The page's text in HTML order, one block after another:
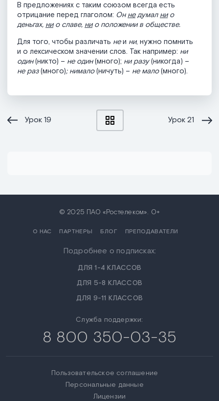
В предложениях с таким союзом всегда есть
отрицание перед глаголом: Он недумал нио
деньгах, нио славе, нио положении в обществе.
Для того, чтобы различать неи ни, нужно помнить
и о лексическом значении слов. Так например: ни
один(никто) – не один(много); ни разу(никогда) –
не раз(много); нимало(ничуть) – не мало(много).
Урок19 Урок21
© 2025 ПАО «Ростелеком». 0+
О НАС ПАРТНЕРЫ БЛОГ ПРЕПОДАВАТЕЛИ
Подробнее о подписках:
ДЛЯ 1-4 КЛАССОВ
ДЛЯ 5-8 КЛАССОВ
ДЛЯ 9-11 КЛАССОВ
Служба поддержки:
8 800 350-03-35
Пользовательское соглашение
Персональные данные
Лицензии